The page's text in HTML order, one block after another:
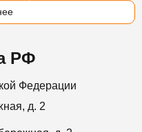
РФ
Федерации
д. 2